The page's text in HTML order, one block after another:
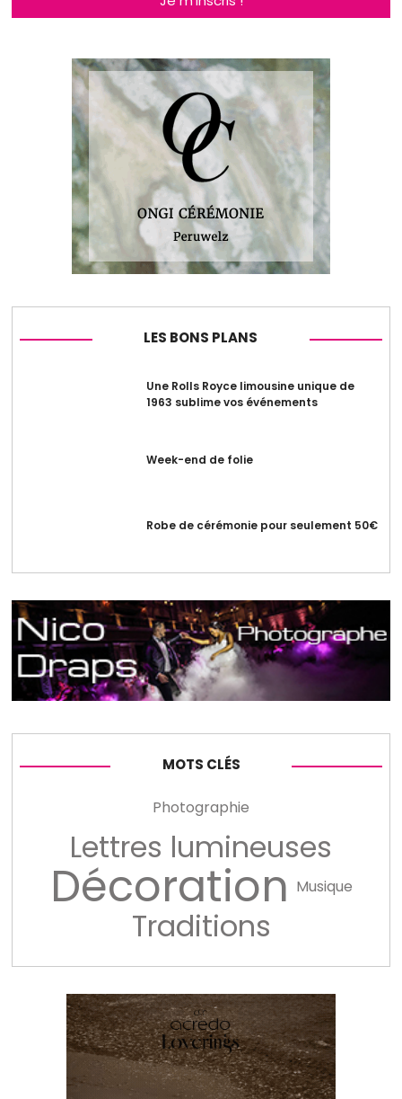
LES BONS PLANS
Une Rolls Royce limousine unique de
1963 sublime vos événements
Week-end de folie
Robe de cérémonie pour seulement 50€
MOTS CLÉS
Photographie
Lettres lumineuses
Décoration Musique
Traditions